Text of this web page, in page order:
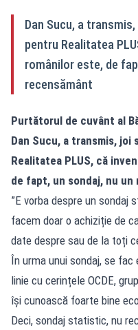
Dan Sucu, a
pentru Realitatea
românilor este, de
recensământ
Purtătorul de cuvânt al
Dan Sucu, a transmis,
Realitatea PLUS, că
de fapt, un sondaj, nu un
”E vorba despre un sondaj
facem doar o achiziție de
date despre sau de la toți
În urma unui sondaj, se
linie cu cerințele OCDE,
își cunoască foarte bine
Deci, sondaj statistic, nu